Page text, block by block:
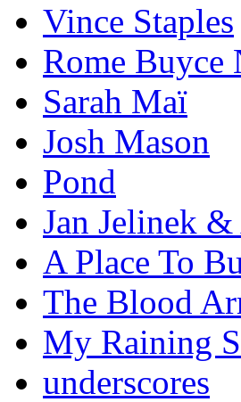
Vince Staples
Rome Buyce
Sarah Maï
Josh Mason
Pond
Jan Jelinek
A Place To
The Blood
My Raining
underscores